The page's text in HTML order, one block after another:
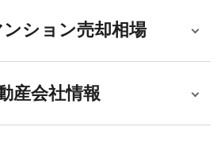
ション売却相場
産会社情報